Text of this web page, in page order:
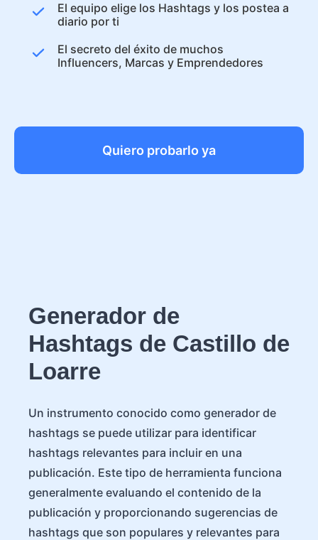
El equipo elige los Hashtags y los postea a
diario por ti
El secreto del éxito de muchos
Influencers, Marcas y Emprendedores
Quiero probarlo ya
Generador de
Hashtags de Castillo de
Loarre
Un instrumento conocido como generador de
hashtags se puede utilizar para identificar
hashtags relevantes para incluir en una
publicación. Este tipo de herramienta funciona
generalmente evaluando el contenido de la
publicación y proporcionando sugerencias de
hashtags que son populares y relevantes para